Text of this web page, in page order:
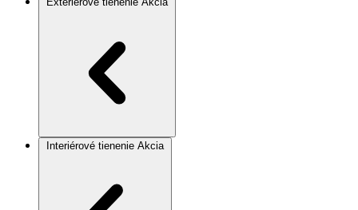
Interiérové tienenie Akcia